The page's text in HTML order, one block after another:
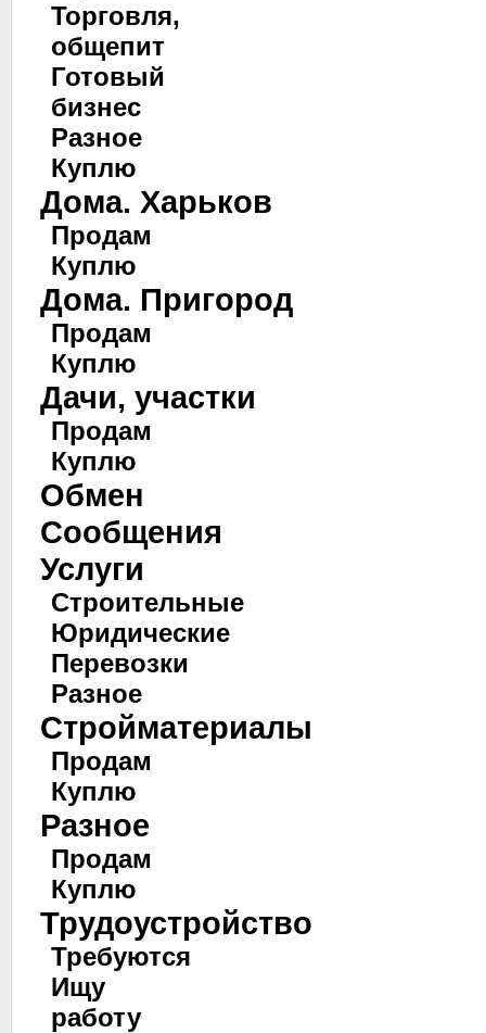
Торговля,
общепит
Готовый
бизнес
Разное
Куплю
Дома. Харьков
Продам
Куплю
Дома. Пригород
Продам
Куплю
Дачи, участки
Продам
Куплю
Обмен
Сообщения
Услуги
Строительные
Юридические
Перевозки
Разное
Стройматериалы
Продам
Куплю
Разное
Продам
Куплю
Трудоустройство
Требуются
Ищу
работу